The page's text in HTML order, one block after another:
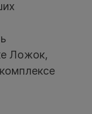
Ложок,